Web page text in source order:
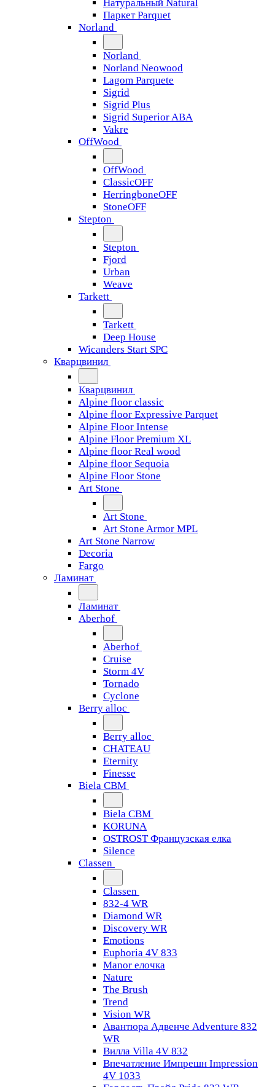
Натуральный Natural
Паркет Parquet
Norland
Norland
Norland Neowood
Lagom Parquete
Sigrid
Sigrid Plus
Sigrid Superior ABA
Vakre
OffWood
OffWood
ClassicOFF
HerringboneOFF
StoneOFF
Stepton
Stepton
Fjord
Urban
Weave
Tarkett
Tarkett
Deep House
Wicanders Start SPC
Кварцвинил
Кварцвинил
Alpine floor classic
Alpine floor Expressive Parquet
Alpine Floor Intense
Alpine Floor Premium XL
Alpine floor Real wood
Alpine floor Sequoia
Alpine Floor Stone
Art Stone
Art Stone
Art Stone Armor MPL
Art Stone Narrow
Decoria
Fargo
Ламинат
Ламинат
Aberhof
Aberhof
Cruise
Storm 4V
Tornado
Сyclone
Berry alloc
Berry alloc
CHATEAU
Eternity
Finesse
Biela CBM
Biela CBM
KORUNA
OSTROST Французская елка
Silence
Classen
Classen
832-4 WR
Diamond WR
Discovery WR
Emotions
Euphoria 4V 833
Manor елочка
Nature
The Brush
Trend
Vision WR
Авантюра Адвенче Adventure 832
WR
Вилла Villa 4V 832
Впечатление Импрешн Impression
4V 1033